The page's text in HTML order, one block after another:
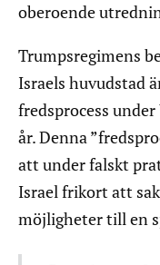
oberoende
Trumpsregimens
Israels huvudstad
fredsprocess
år. Denna
att under falskt
Israel frikort att
möjligheter till en